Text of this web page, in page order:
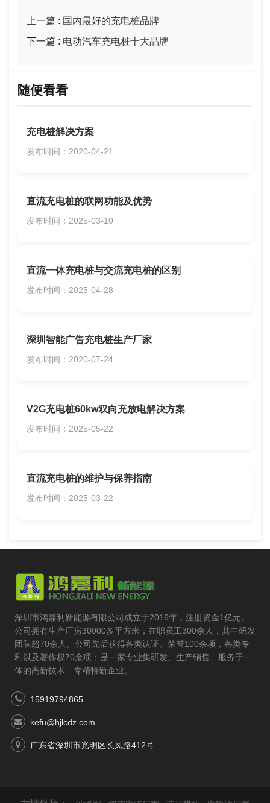
上一篇 : 国内最好的充电桩品牌
下一篇 : 电动汽车充电桩十大品牌
随便看看
充电桩解决方案
发布时间：2020-04-21
直流充电桩的联网功能及优势
发布时间：2025-03-10
直流一体充电桩与交流充电桩的区别
发布时间：2025-04-28
深圳智能广告充电桩生产厂家
发布时间：2020-07-24
V2G充电桩60kw双向充放电解决方案
发布时间：2025-05-22
直流充电桩的维护与保养指南
发布时间：2025-03-22
深圳市鸿嘉利新能源有限公司成立于2016年，注册资金1亿元。
公司拥有生产厂房30000多平方米，在职员工300余人，其中研发
团队超70余人。公司先后获得各类认证、荣誉100余项，各类专
利以及著作权70余项；是一家专业集研发、生产销售、服务于一
体的高新技术、专精特新企业。
15919794865
kefu@hjlcdz.com
广东省深圳市光明区长凤路412号